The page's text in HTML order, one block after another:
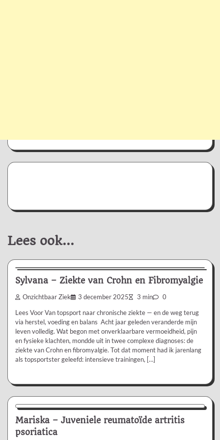
Lees ook...
Sylvana – Ziekte van Crohn en Fibromyalgie
Onzichtbaar Ziek 3 december 2025 3 min 0
Lees Voor Van topsport naar chronische ziekte — en de weg terug
via herstel, voeding en balans Acht jaar geleden veranderde mijn
leven volledig. Wat begon met onverklaarbare vermoeidheid, pijn
en fysieke klachten, mondde uit in twee complexe diagnoses: de
ziekte van Crohn en fibromyalgie. Tot dat moment had ik jarenlang
als topsportster geleefd: intensieve trainingen, […]
Ervaringsverhaal
Mariska – Juveniele reumatoïde artritis
psoriatica